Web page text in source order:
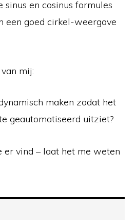
sinus en cosinus formules
een goed cirkel-weergave
mij:
maken zodat het
geautomatiseerd uitziet?
er vind – laat het me weten